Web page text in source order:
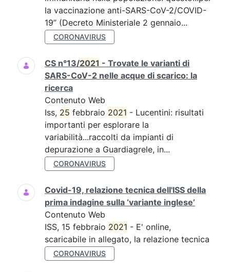
la vaccinazione anti-SARS-CoV-2/COVID-
19” (Decreto Ministeriale 2 gennaio...
CORONAVIRUS
CS n°13/2021 - Trovate le varianti di
SARS-CoV-2 nelle acque di scarico: la
ricerca
Contenuto Web
Iss, 25 febbraio 2021 - Lucentini: risultati
importanti per esplorare la
variabilità...raccolti da impianti di
depurazione a Guardiagrele, in...
CORONAVIRUS
Covid-19, relazione tecnica dell'ISS della
prima indagine sulla ‘variante inglese’
Contenuto Web
ISS, 15 febbraio 2021 - E' online,
scaricabile in allegato, la relazione tecnica
CORONAVIRUS